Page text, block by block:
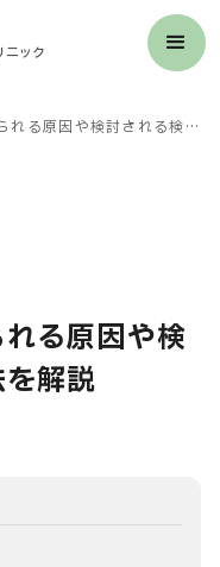
ニック
着床障害とは？考えられる原因や検討される検査、治療法を解説
る原因や検
解説